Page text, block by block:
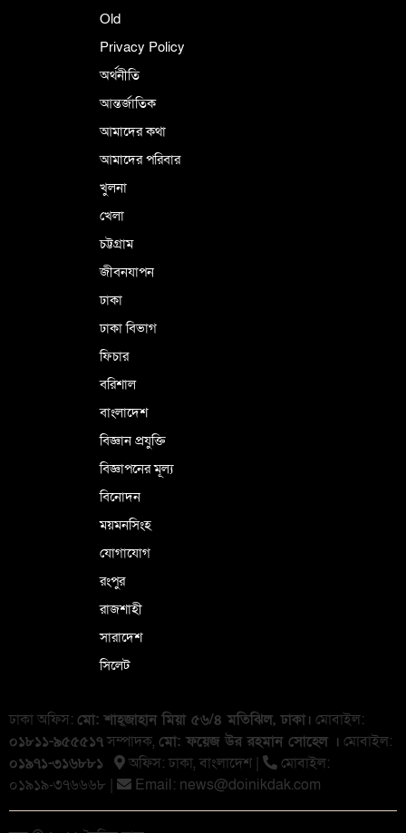
Old
Privacy Policy
অর্থনীতি
আন্তর্জাতিক
আমাদের কথা
আমাদের পরিবার
খুলনা
খেলা
চট্টগ্রাম
জীবনযাপন
ঢাকা
ঢাকা বিভাগ
ফিচার
বরিশাল
বাংলাদেশ
বিজ্ঞান প্রযুক্তি
বিজ্ঞাপনের মূল্য
বিনোদন
ময়মনসিংহ
যোগাযোগ
রংপুর
রাজশাহী
সারাদেশ
সিলেট
ঢাকা অফিস: মো: শাহ্জাহান মিয়া ৫৬/৪ মতিঝিল, ঢাকা। মোবাইল:
০১৮১১-৯৫৫৫১৭সম্পাদক, মো: ফয়েজ উর রহমান সোহেল । মোবাইল:
০১৯৭১-৩১৬৮৮১
অফিস: ঢাকা, বাংলা‌দেশ |
মোবাইল:
০১৯১৯-৩৭৬৬৬৮ |
Email: news@doinikdak.com